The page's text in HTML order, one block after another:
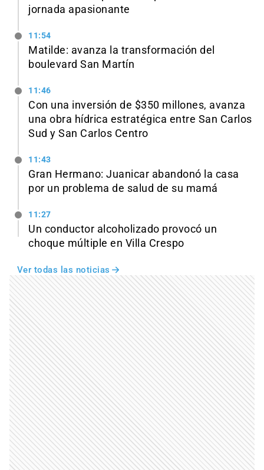
jornada apasionante
11:54
Matilde: avanza la transformación del
boulevard San Martín
11:46
Con una inversión de $350 millones, avanza
una obra hídrica estratégica entre San Carlos
Sud y San Carlos Centro
11:43
Gran Hermano: Juanicar abandonó la casa
por un problema de salud de su mamá
11:27
Un conductor alcoholizado provocó un
choque múltiple en Villa Crespo
Ver todas las noticias